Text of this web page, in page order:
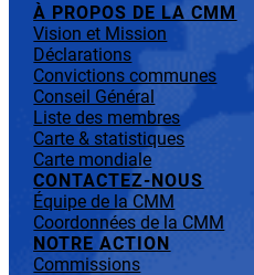
À PROPOS DE LA CMM
Vision et Mission
Déclarations
Convictions communes
Conseil Général
Liste des membres
Carte & statistiques
Carte mondiale
CONTACTEZ-NOUS
Équipe de la CMM
Coordonnées de la CMM
NOTRE ACTION
Commissions